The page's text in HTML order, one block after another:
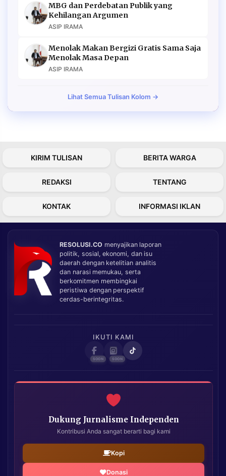
MBG dan Perdebatan Publik yang
Kehilangan Argumen
ASIP IRAMA
Menolak Makan Bergizi Gratis Sama Saja
Menolak Masa Depan
ASIP IRAMA
Lihat Semua Tulisan Kolom →
KIRIM TULISAN BERITA WARGA
REDAKSI TENTANG
KONTAK INFORMASI IKLAN
RESOLUSI.CO menyajikan laporan
politik, sosial, ekonomi, dan isu
daerah dengan ketelitian analitis
dan narasi memukau, serta
berkomitmen membingkai
peristiwa dengan perspektif
cerdas-berintegritas.
IKUTI KAMI
Dukung Jurnalisme Independen
Kontribusi Anda sangat berarti bagi kami
Kopi
Donasi